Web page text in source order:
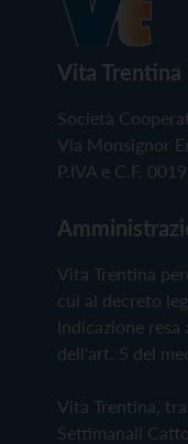
Vita Trentina
Società
Via Monsignor
P.IVA e C.F.
Vita Trentina
cui al decreto
Indicazione
dell'art. 5 del
Vita Trentina,
Settimanali